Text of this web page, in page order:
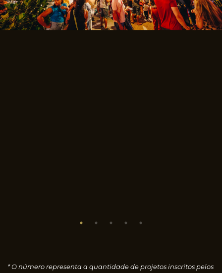
* O número representa a quantidade de projetos inscritos pelos